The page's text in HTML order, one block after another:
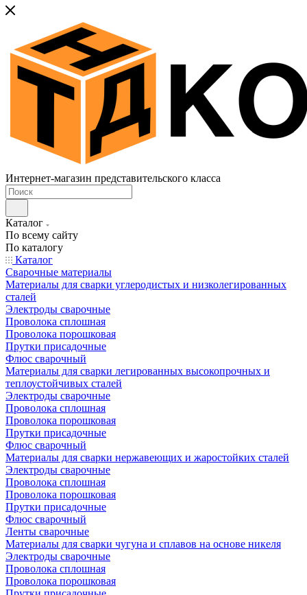
Интернет-магазин представительского класса
Каталог
По всему сайту
По каталогу
Каталог
Сварочные материалы
Материалы для сварки углеродистых и низколегированных
сталей
Электроды сварочные
Проволока сплошная
Проволока порошковая
Прутки присадочные
Флюс сварочный
Материалы для сварки легированных высокопрочных и
теплоустойчивых сталей
Электроды сварочные
Проволока сплошная
Проволока порошковая
Прутки присадочные
Флюс сварочный
Материалы для сварки нержавеющих и жаростойких сталей
Электроды сварочные
Проволока сплошная
Проволока порошковая
Прутки присадочные
Флюс сварочный
Ленты сварочные
Материалы для сварки чугуна и сплавов на основе никеля
Электроды сварочные
Проволока сплошная
Проволока порошковая